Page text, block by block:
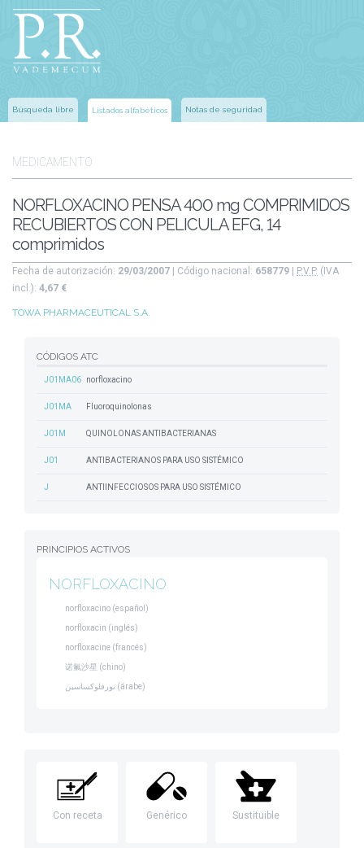
Búsqueda libre Listados alfabéticos Notas de seguridad
MEDICAMENTO
NORFLOXACINO PENSA 400 mg COMPRIMIDOS
RECUBIERTOS CON PELICULA EFG, 14
comprimidos
Fecha de autorización: 29/03/2007 | Código nacional: 658779 P.V.P. (IVA
incl.): 4,67 €
TOWA PHARMACEUTICAL S.A.
CÓDIGOS ATC
J01MA06 norfloxacino
J01MA Fluoroquinolonas
J01M QUINOLONAS ANTIBACTERIANAS
J01 ANTIBACTERIANOS PARA USO SISTÉMICO
J ANTIINFECCIOSOS PARA USO SISTÉMICO
PRINCIPIOS ACTIVOS
NORFLOXACINO
norfloxacino (español)
norfloxacin (inglés)
norfloxacine (francés)
诺氟沙星 (chino)
نورفلوكساسين (árabe)
Con receta Genérico Sustituible